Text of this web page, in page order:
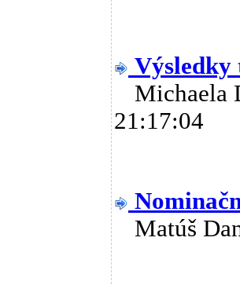
Výsledky
21:17:04
Matúš